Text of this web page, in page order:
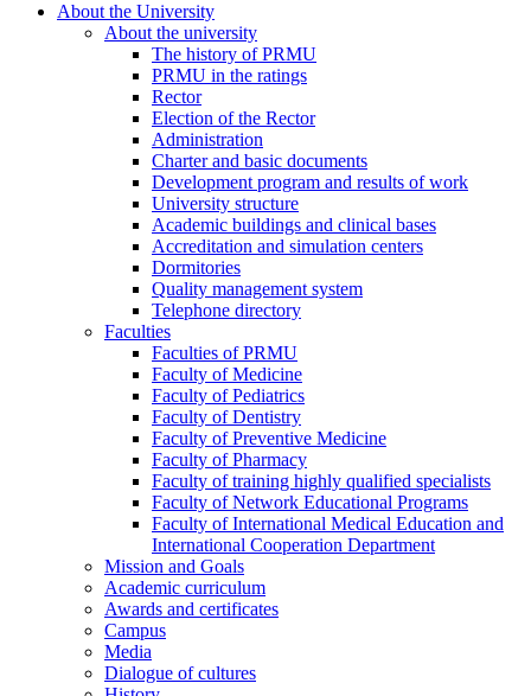
About the University
About the university
The history of PRMU
PRMU in the ratings
Rector
Election of the Rector
Administration
Charter and basic documents
Development program and results of work
University structure
Academic buildings and clinical bases
Accreditation and simulation centers
Dormitories
Quality management system
Telephone directory
Faculties
Faculties of PRMU
Faculty of Medicine
Faculty of Pediatrics
Faculty of Dentistry
Faculty of Preventive Medicine
Faculty of Pharmacy
Faculty of training highly qualified specialists
Faculty of Network Educational Programs
Faculty of International Medical Education and
International Cooperation Department
Mission and Goals
Academic curriculum
Awards and certificates
Campus
Media
Dialogue of cultures